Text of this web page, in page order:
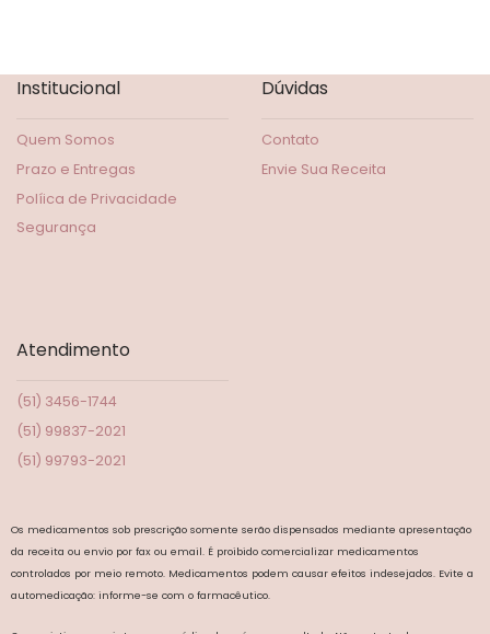
Institucional
Quem Somos
Prazo e Entregas
Políica de Privacidade
Segurança
Dúvidas
Contato
Envie Sua Receita
Atendimento
(51) 3456-1744
(51) 99837-2021
(51) 99793-2021
Os medicamentos sob prescrição somente serão dispensados mediante apresentação
da receita ou envio por fax ou email. É proibido comercializar medicamentos
controlados por meio remoto. Medicamentos podem causar efeitos indesejados. Evite a
automedicação: informe-se com o farmacêutico.